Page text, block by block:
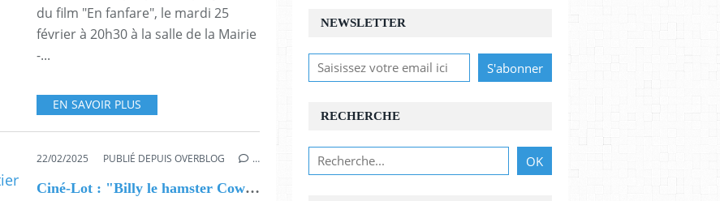
du film "En fanfare", le mardi 25
février à 20h30 à la salle de la Mairie
-...
EN SAVOIR PLUS
22/02/2025 PUBLIÉ DEPUIS OVERBLOG …
Ciné-Lot : "Billy le hamster Cow Boy" - Castelnau Montratier - 25 février
NEWSLETTER
RECHERCHE